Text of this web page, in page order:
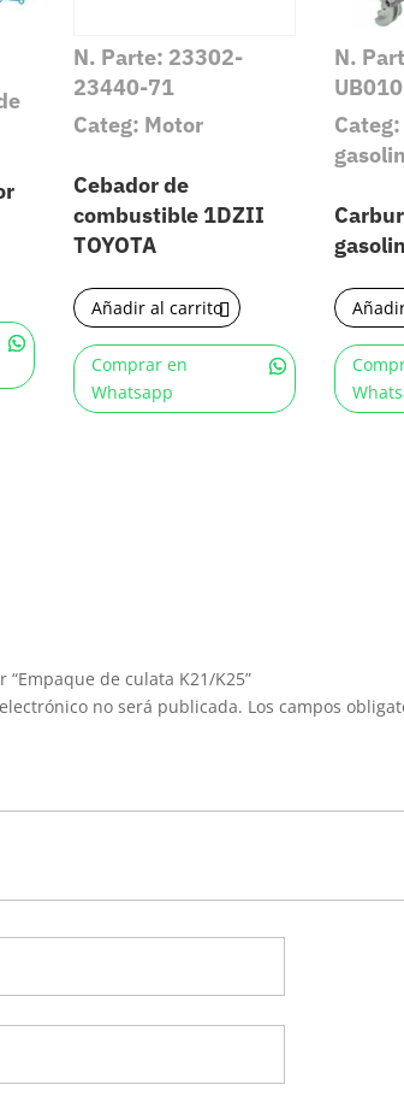
N. Parte: 23302-
23440-71
Categ: Motor
Cebador de
combustible 1DZII
TOYOTA
Añadir al carrito
Comprar en
Whatsapp
N.
UB010
de culata K21/K25”
no será publicada. Los campos